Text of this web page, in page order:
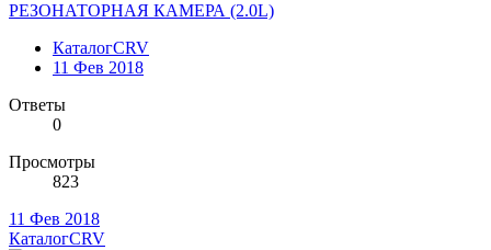
РЕЗОНАТОРНАЯ КАМЕРА (2.0L)
КаталогCRV
11 Фев 2018
Ответы
0
Просмотры
823
11 Фев 2018
КаталогCRV